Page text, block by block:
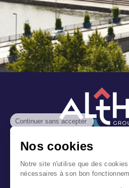
NOUS CONNAÎTRE
Continuer sans accepter
Nos cookies
Notre site n'utilise que des cookies
nécessaires à son bon